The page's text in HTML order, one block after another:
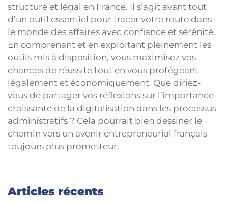
structuré et légal en France. Il s’agit avant tout
d’un outil essentiel pour tracer votre route dans
le monde des affaires avec confiance et sérénité.
En comprenant et en exploitant pleinement les
outils mis à disposition, vous maximisez vos
chances de réussite tout en vous protégeant
légalement et économiquement. Que diriez-
vous de partager vos réflexions sur l’importance
croissante de la digitalisation dans les processus
administratifs ? Cela pourrait bien dessiner le
chemin vers un avenir entrepreneurial français
toujours plus prometteur.
Articles récents